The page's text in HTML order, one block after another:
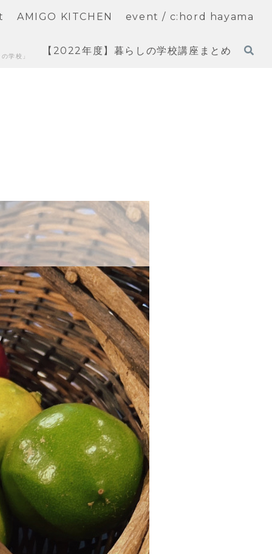
AMIGO KITCHEN event / c:hord hayama
学校」 【2022年度】暮らしの学校講座まとめ